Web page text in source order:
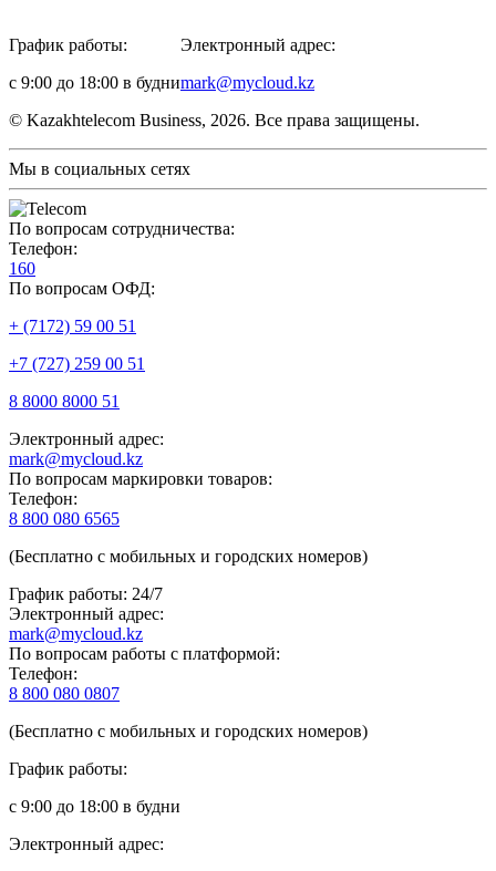
График работы:
с 9:00 до 18:00 в будни
Электронный адрес:
mark@mycloud.kz
© Kazakhtelecom Business, 2026. Все права защищены.
Мы в социальных сетях
По вопросам сотрудничества:
Телефон:
160
По вопросам ОФД:
+ (7172) 59 00 51
+7 (727) 259 00 51
8 8000 8000 51
Электронный адрес:
mark@mycloud.kz
По вопросам маркировки товаров:
Телефон:
8 800 080 6565
(Бесплатно с мобильных и городских номеров)
График работы: 24/7
Электронный адрес:
mark@mycloud.kz
По вопросам работы с платформой:
Телефон:
8 800 080 0807
(Бесплатно с мобильных и городских номеров)
График работы:
с 9:00 до 18:00 в будни
Электронный адрес: